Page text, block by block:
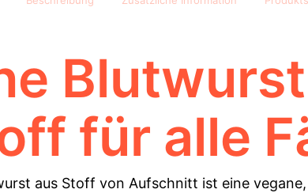
für alle
aus Stoff von Aufschnitt ist eine